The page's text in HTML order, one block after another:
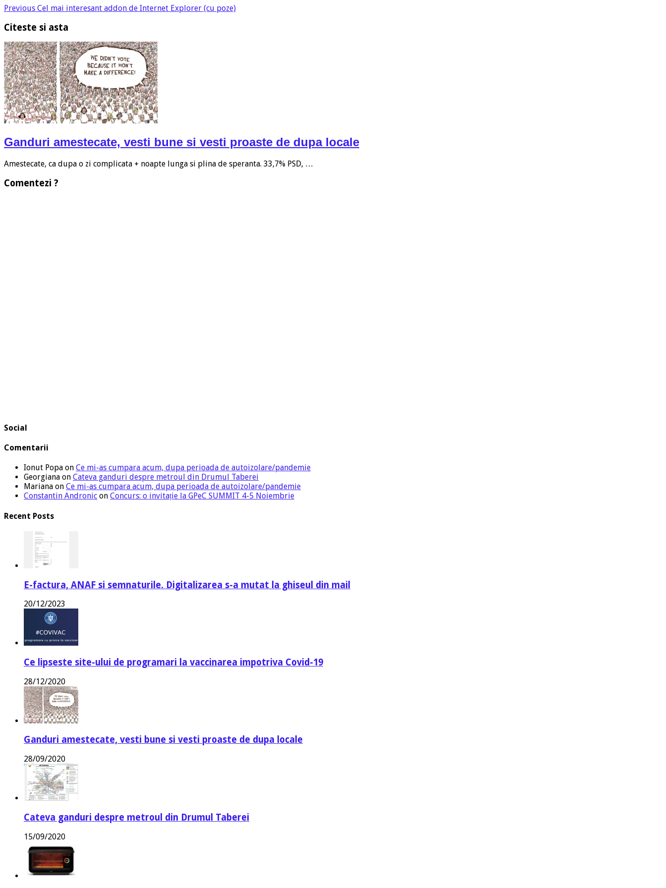
Previous Cel mai interesant addon de Internet Explorer (cu poze)
Citeste si asta
Ganduri amestecate, vesti bune si vesti proaste de dupa locale
Amestecate, ca dupa o zi complicata + noapte lunga si plina de speranta. 33,7% PSD, …
Comentezi ?
Social
Comentarii
Ionut Popa on Ce mi-as cumpara acum, dupa perioada de autoizolare/pandemie
Georgiana on Cateva ganduri despre metroul din Drumul Taberei
Mariana on Ce mi-as cumpara acum, dupa perioada de autoizolare/pandemie
Constantin Andronic on Concurs: o invitație la GPeC SUMMIT 4-5 Noiembrie
Recent Posts
E-factura, ANAF si semnaturile. Digitalizarea s-a mutat la ghiseul din mail
20/12/2023
Ce lipseste site-ului de programari la vaccinarea impotriva Covid-19
28/12/2020
Ganduri amestecate, vesti bune si vesti proaste de dupa locale
28/09/2020
Cateva ganduri despre metroul din Drumul Taberei
15/09/2020